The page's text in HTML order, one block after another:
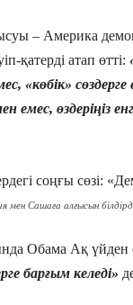
– Америка
қатерді атап өтті:
«көбік» сөздерге
емес, өздеріңіз
Сашаға алғысын
Обама Ақ үйден
барғым келеді»